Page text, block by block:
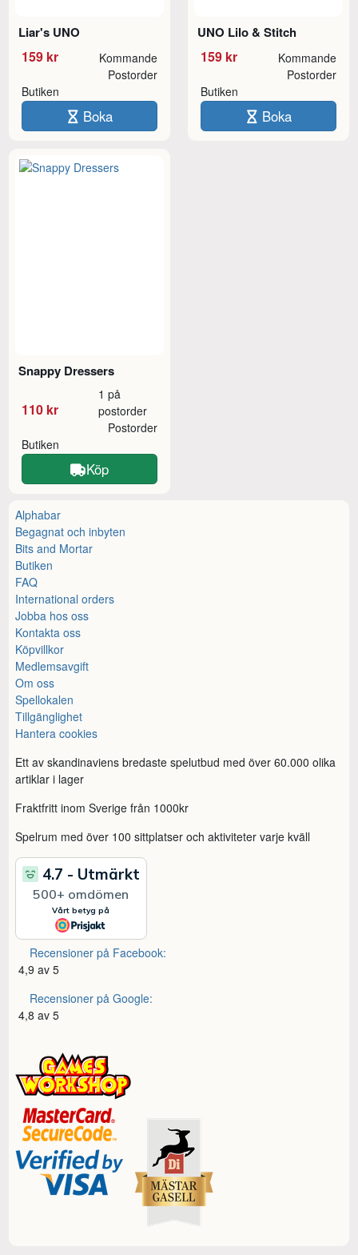
Liar's UNO
159 kr Kommande
Butiken
Postorder
Boka
UNO Lilo & Stitch
159 kr Kommande
Butiken
Postorder
Boka
Snappy Dressers
110 kr
1 på
postorder
Butiken
Postorder
Köp
Alphabar
Begagnat och inbyten
Bits and Mortar
Butiken
FAQ
International orders
Jobba hos oss
Kontakta oss
Köpvillkor
Medlemsavgift
Om oss
Spellokalen
Tillgänglighet
Hantera cookies
Ett av skandinaviens bredaste spelutbud med över 60.000 olika
artiklar i lager
Fraktfritt inom Sverige från 1000kr
Spelrum med över 100 sittplatser och aktiviteter varje kväll
Recensioner på Facebook:
4,9 av 5
Recensioner på Google:
4,8 av 5